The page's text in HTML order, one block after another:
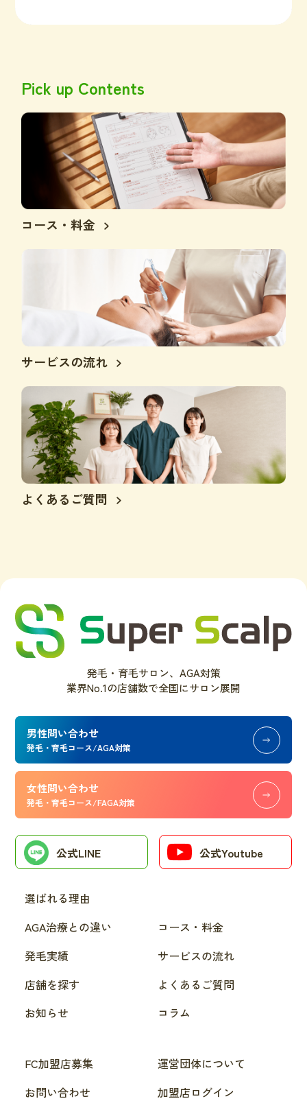
Pick up Contents
コース・料金
サービスの流れ
よくあるご質問
発毛・育毛サロン、AGA対策
業界No.1の店舗数で全国にサロン展開
男性問い合わせ
発毛・育毛コース/AGA対策
女性問い合わせ
発毛・育毛コース/FAGA対策
公式LINE 公式Youtube
選ばれる理由
AGA治療との違い
コース・料金
発毛実績
サービスの流れ
店舗を探す
よくあるご質問
お知らせ
コラム
FC加盟店募集
運営団体について
お問い合わせ
加盟店ログイン